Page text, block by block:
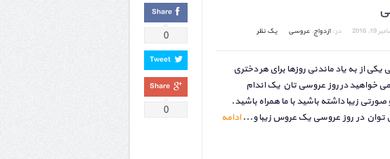
19, 2016 در :ازدواج, عروسی
یک نظر
یکی از به یاد ماندنی روزها برای هر دختری
خواهید در روز عروسی تان یک اندام
زیبا داشته باشید با ما همراه باشید.
توان در روز عروسی یک عروس زیبا و...ادامه
Share
0
Tweet
Share
0